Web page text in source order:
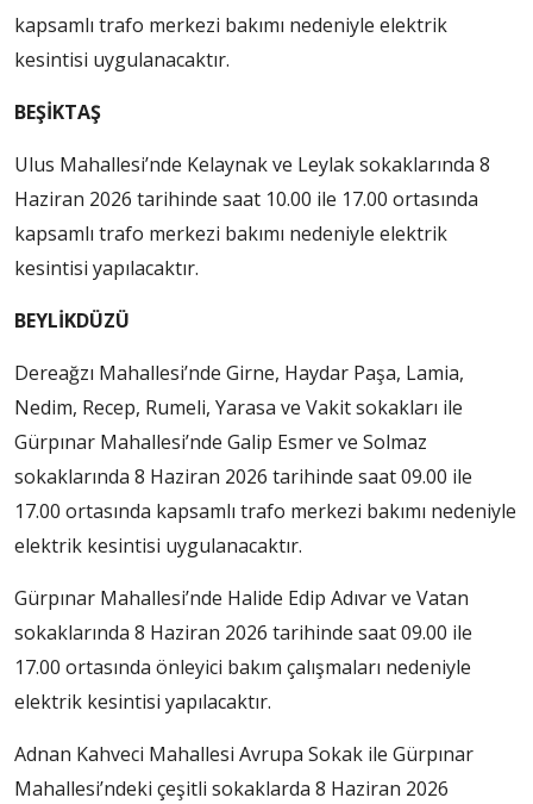
kapsamlı trafo merkezi bakımı nedeniyle elektrik
kesintisi uygulanacaktır.
BEŞİKTAŞ
Ulus Mahallesi’nde Kelaynak ve Leylak sokaklarında 8
Haziran 2026 tarihinde saat 10.00 ile 17.00 ortasında
kapsamlı trafo merkezi bakımı nedeniyle elektrik
kesintisi yapılacaktır.
BEYLİKDÜZÜ
Dereağzı Mahallesi’nde Girne, Haydar Paşa, Lamia,
Nedim, Recep, Rumeli, Yarasa ve Vakit sokakları ile
Gürpınar Mahallesi’nde Galip Esmer ve Solmaz
sokaklarında 8 Haziran 2026 tarihinde saat 09.00 ile
17.00 ortasında kapsamlı trafo merkezi bakımı nedeniyle
elektrik kesintisi uygulanacaktır.
Gürpınar Mahallesi’nde Halide Edip Adıvar ve Vatan
sokaklarında 8 Haziran 2026 tarihinde saat 09.00 ile
17.00 ortasında önleyici bakım çalışmaları nedeniyle
elektrik kesintisi yapılacaktır.
Adnan Kahveci Mahallesi Avrupa Sokak ile Gürpınar
Mahallesi’ndeki çeşitli sokaklarda 8 Haziran 2026